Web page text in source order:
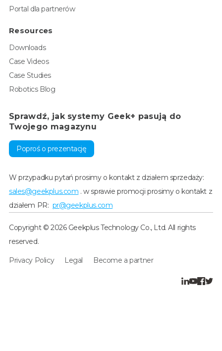
Portal dla partnerów
Resources
Downloads
Case Videos
Case Studies
Robotics Blog
Sprawdź, jak systemy Geek+ pasują do
Twojego magazynu
Poproś o prezentację
W przypadku pytań prosimy o kontakt z działem sprzedaży:
sales@geekplus.com . w sprawie promocji prosimy o kontakt z
działem PR: pr@geekplus.com
Copyright © 2026 Geekplus Technology Co., Ltd. All rights
reserved.
Privacy Policy Legal Become a partner